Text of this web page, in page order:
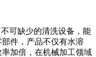
可缺少的清洗设备，能
件，产品不仅有水溶
加倍，在机械加工领域